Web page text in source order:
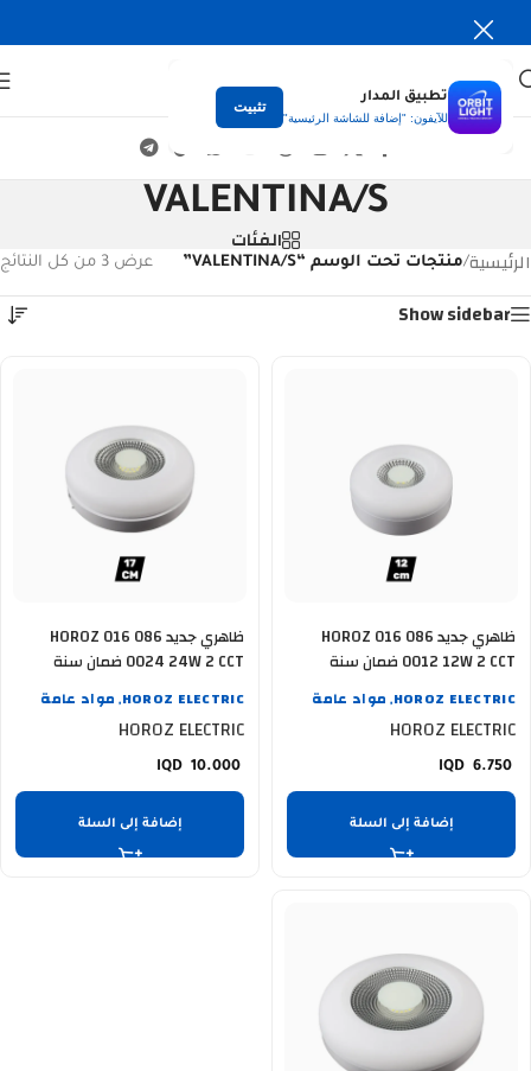
تطبيق المدار
للآيفون: "إضافة للشاشة الرئيسية"
تثبيت
VALENTINA/S
الفئات
الرئيسية/منتجات تحت الوسم “VALENTINA/S” عرض ⁦3⁩ من كل النتائج
Show sidebar
ظاهري جديد HOROZ 016 086
0012 12W 2 CCT ضمان سنة
HOROZ ELECTRIC
, مواد عامة
HOROZ ELECTRIC
6.750
إضافة إلى السلة
ظاهري جديد HOROZ 016 086
0024 24W 2 CCT ضمان سنة
HOROZ ELECTRIC
, مواد عامة
HOROZ ELECTRIC
10.000
إضافة إلى السلة